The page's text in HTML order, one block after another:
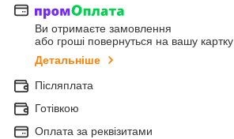
Ви отримаєте замовлення
або гроші повернуться на вашу картку
Детальніше
Післяплата
Готівкою
Оплата за реквізитами